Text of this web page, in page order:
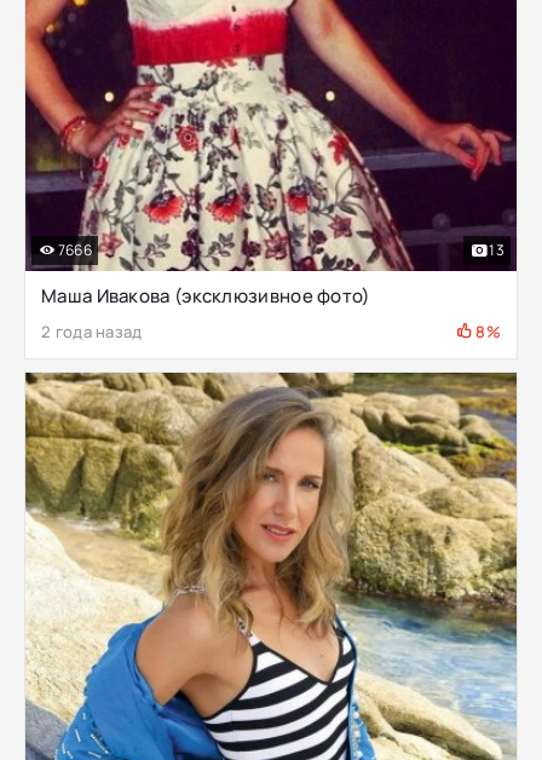
Маша Ивакова (эксклюзивное фото)
2 года назад 8%
7666 13